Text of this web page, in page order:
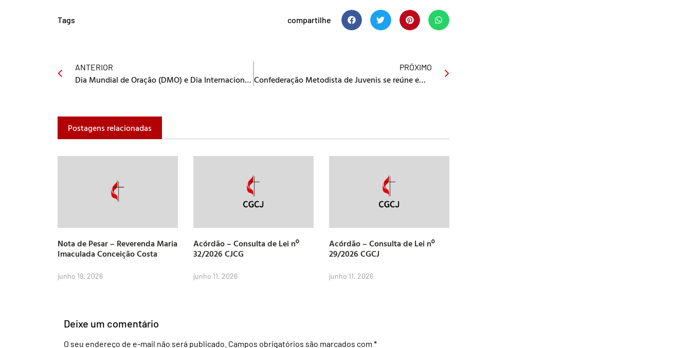
Tags compartilhe
ANTERIOR
Dia Mundial de Oração (DMO) e Dia Internacional da Mulher
PRÓXIMO
Confederação Metodista de Juvenis se reúne em São Paulo
Postagens relacionadas
Nota de Pesar – Reverenda Maria
Imaculada Conceição Costa
junho 19, 2026
Acórdão – Consulta de Lei nº
32/2026 CJCG
junho 11, 2026
Acórdão – Consulta de Lei nº
29/2026 CGCJ
junho 11, 2026
Deixe um comentário
O seu endereço de e-mail não será publicado. Campos obrigatórios são marcados com *